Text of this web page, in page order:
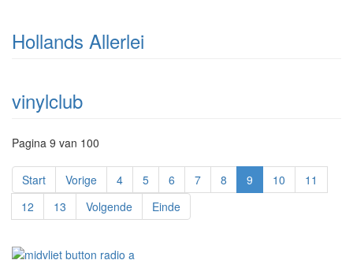
Hollands Allerlei
vinylclub
Pagina 9 van 100
Start Vorige 4 5 6 7 8 9 10
11
12
13 Volgende Einde